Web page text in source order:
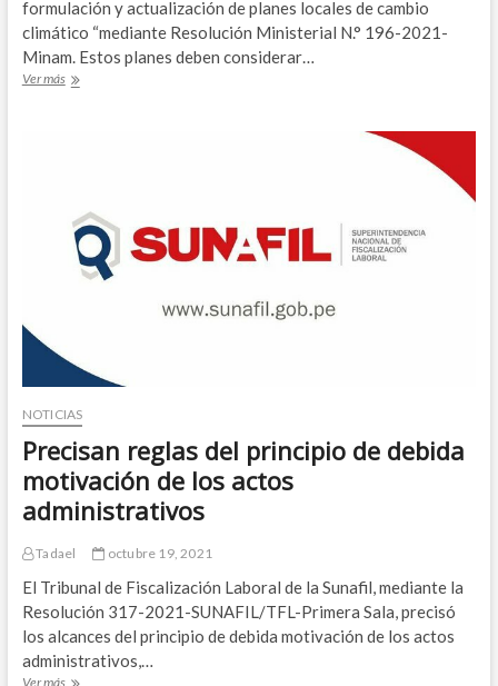
formulación y actualización de planes locales de cambio
climático “mediante Resolución Ministerial N.° 196-2021-
Minam. Estos planes deben considerar…
Ver másMINAM
LA
EMERGENCIA
CLIMÁTICA
NOTICIAS
Precisan reglas del principio de debida
motivación de los actos
administrativos
Tadael octubre 19, 2021
El Tribunal de Fiscalización Laboral de la Sunafil, mediante la
Resolución 317-2021-SUNAFIL/TFL-Primera Sala, precisó
los alcances del principio de debida motivación de los actos
administrativos,…
Ver másPrecisan